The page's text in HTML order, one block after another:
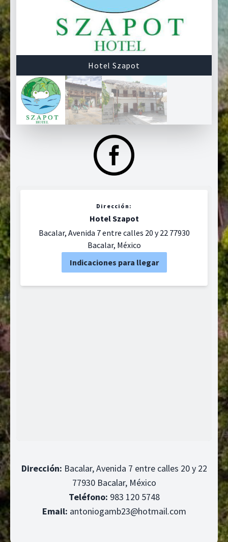
Hotel Szapot
Dirección:
Hotel Szapot
Bacalar, Avenida 7 entre calles 20 y 22 77930
Bacalar, México
Indicaciones para llegar
Dirección: Bacalar, Avenida 7 entre calles 20 y 22
77930 Bacalar, México
Teléfono: 983 120 5748
Email: antoniogamb23@hotmail.com